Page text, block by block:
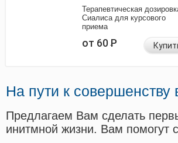
Терапевтическая
Сиалиса для курсового
приема
от 60Р
На пути к совершенству
Предлагаем Вам сделать
инитмной жизни. Вам помогут